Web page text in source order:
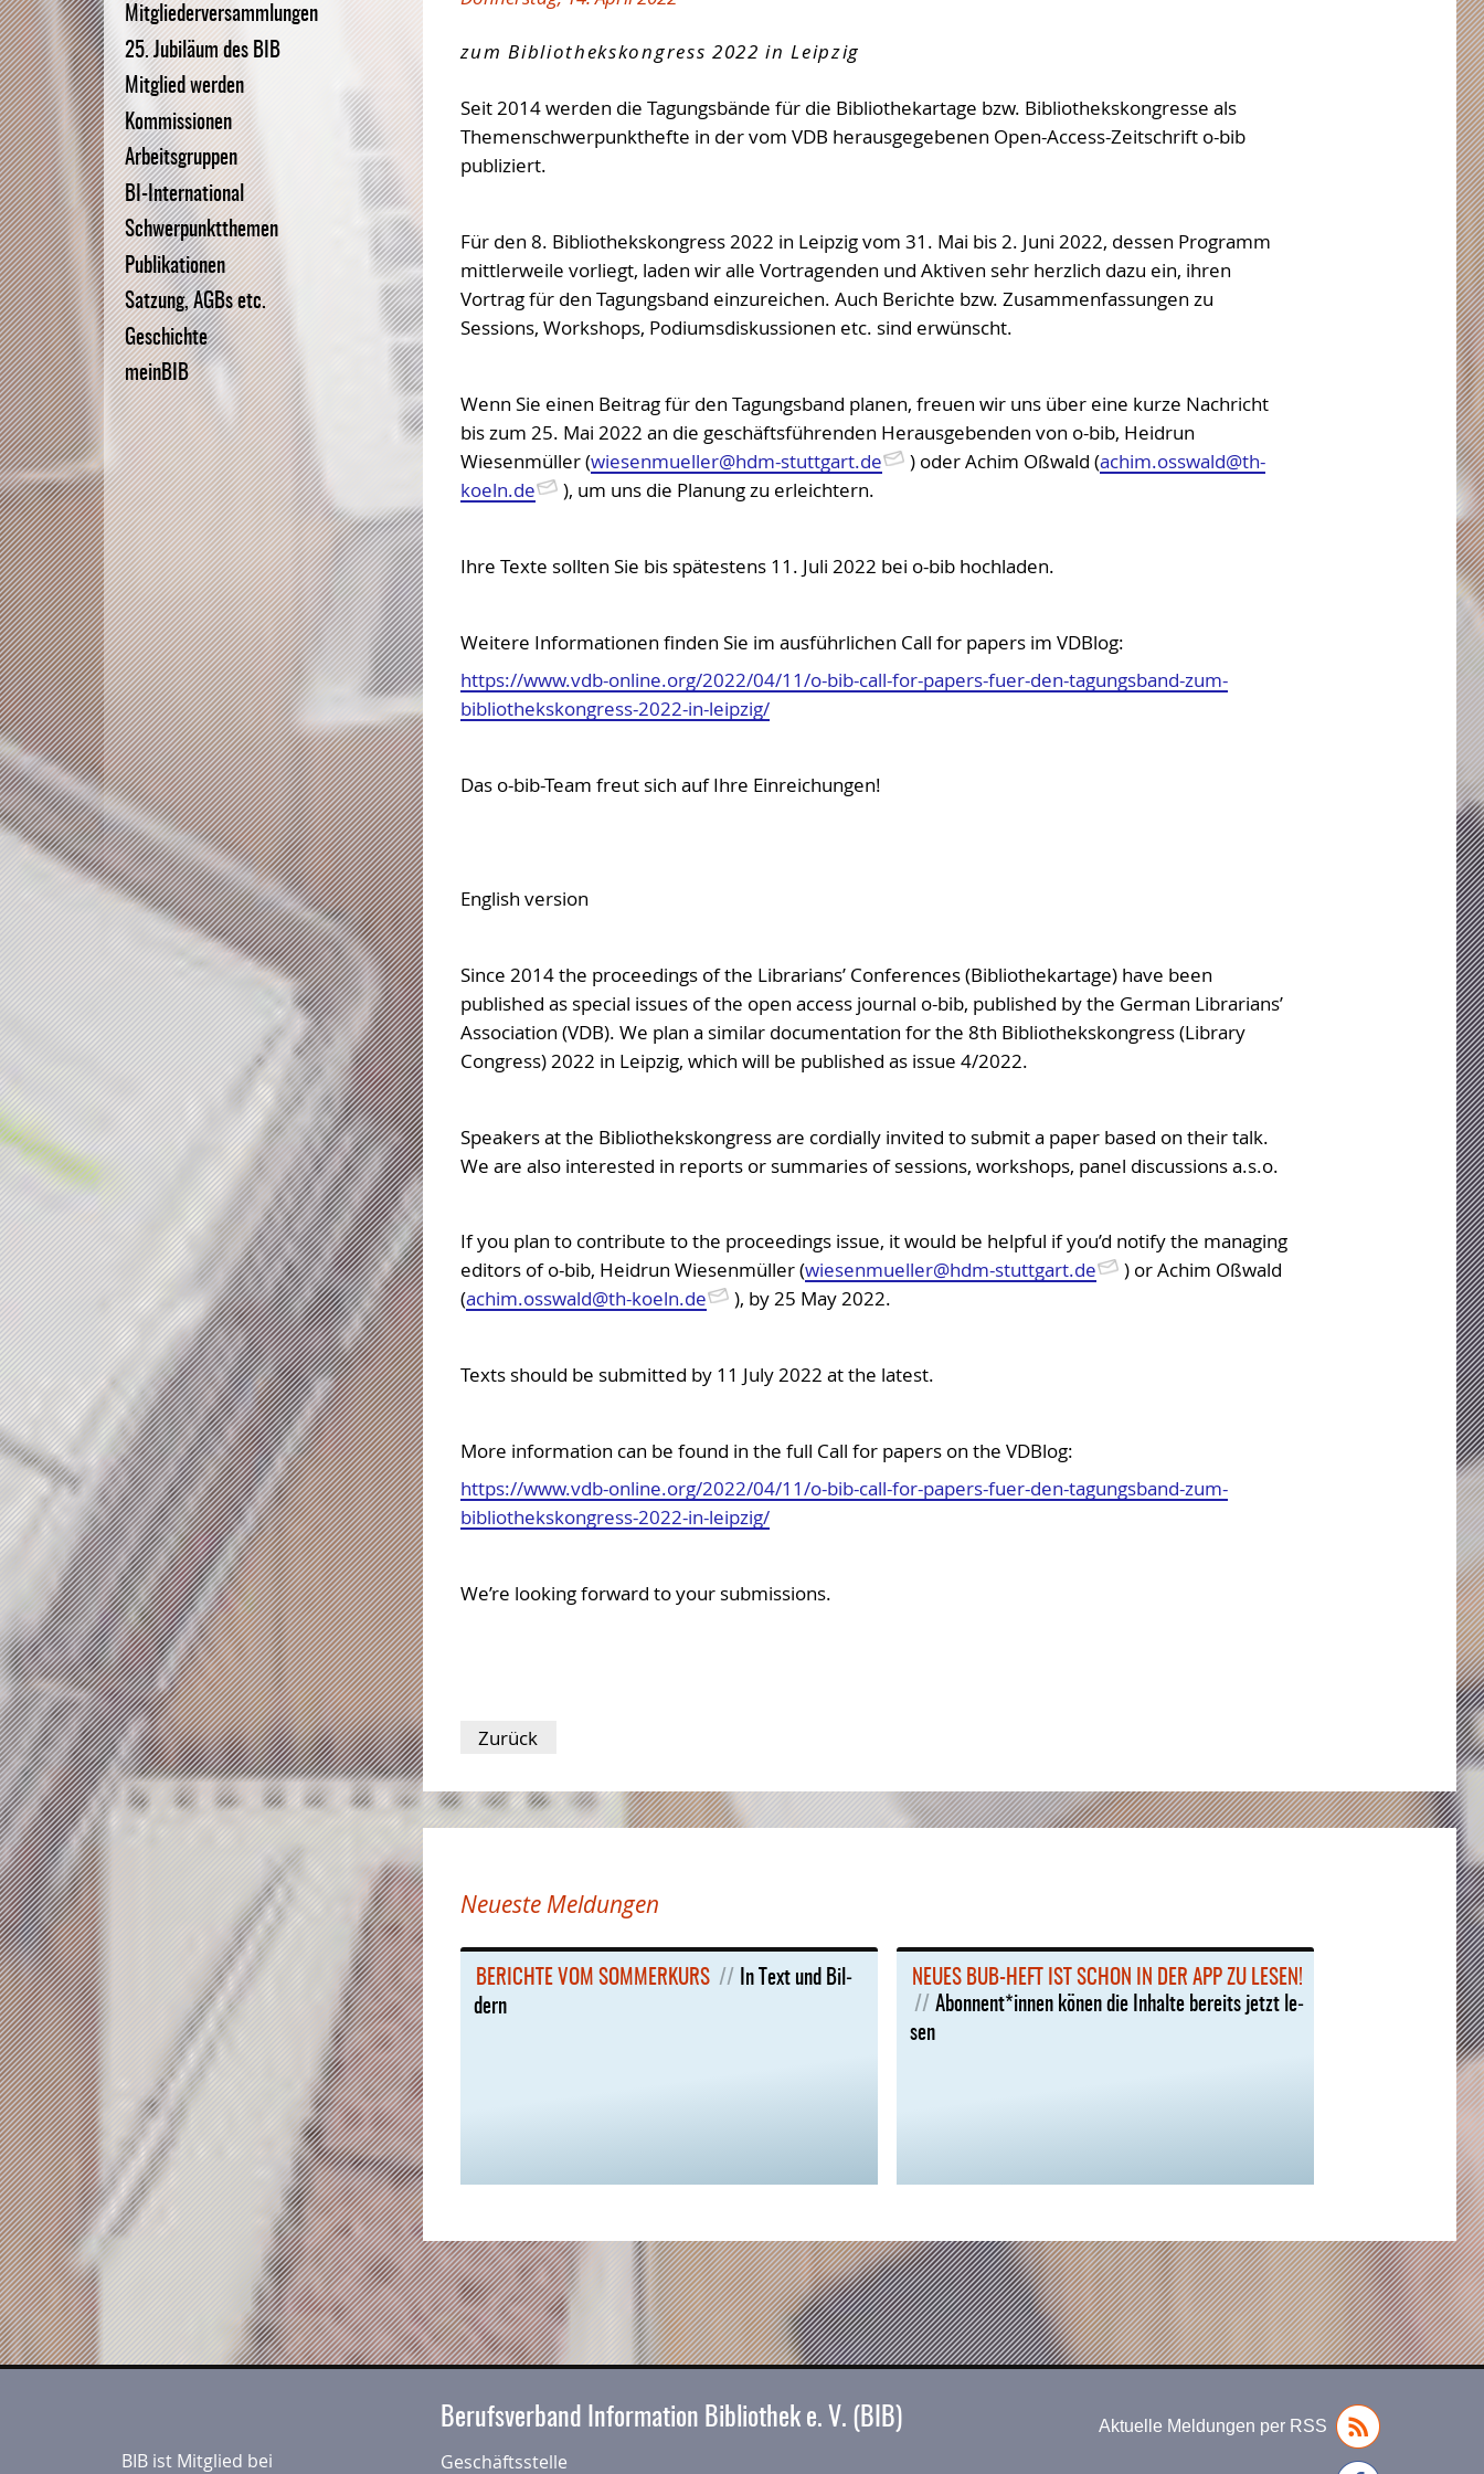
BiblioJobs
BIB-OPUS Volltextserver
Mitgliederversammlungen
25. Jubiläum des BIB
Mitglied werden
Kommissionen
Arbeitsgruppen
BI-International
Schwerpunktthemen
Publikationen
Satzung, AGBs etc.
Geschichte
meinBIB
zum Bibliothekskongress 2022 in Leipzig
Seit 2014 werden die Tagungsbände für die Bibliothekartage bzw. Bibliothekskongresse als
Themenschwerpunkthefte in der vom VDB herausgegebenen Open-Access-Zeitschrift o-bib
publiziert.
Für den 8. Bibliothekskongress 2022 in Leipzig vom 31. Mai bis 2. Juni 2022, dessen Programm
mittlerweile vorliegt, laden wir alle Vortragenden und Aktiven sehr herzlich dazu ein, ihren
Vortrag für den Tagungsband einzureichen. Auch Berichte bzw. Zusammenfassungen zu
Sessions, Workshops, Podiumsdiskussionen etc. sind erwünscht.
Wenn Sie einen Beitrag für den Tagungsband planen, freuen wir uns über eine kurze Nachricht
bis zum 25. Mai 2022 an die geschäftsführenden Herausgebenden von o-bib, Heidrun
Wiesenmüller (wiesenmueller@hdm-stuttgart.de ) oder Achim Oßwald (achim.osswald@th-
koeln.de
), um uns die Planung zu erleichtern.
Ihre Texte sollten Sie bis spätestens 11. Juli 2022 bei o-bib hochladen.
Weitere Informationen finden Sie im ausführlichen Call for papers im VDBlog:
https://www.vdb-online.org/2022/04/11/o-bib-call-for-papers-fuer-den-tagungsband-zum-
bibliothekskongress-2022-in-leipzig/
Das o-bib-Team freut sich auf Ihre Einreichungen!
English version
Since 2014 the proceedings of the Librarians’ Conferences (Bibliothekartage) have been
published as special issues of the open access journal o-bib, published by the German Librarians’
Association (VDB). We plan a similar documentation for the 8th Bibliothekskongress (Library
Congress) 2022 in Leipzig, which will be published as issue 4/2022.
Speakers at the Bibliothekskongress are cordially invited to submit a paper based on their talk.
We are also interested in reports or summaries of sessions, workshops, panel discussions a.s.o.
If you plan to contribute to the proceedings issue, it would be helpful if you’d notify the managing
editors of o-bib, Heidrun Wiesenmüller (wiesenmueller@hdm-stuttgart.de
) or Achim Oßwald
(achim.osswald@th-koeln.de ), by 25 May 2022.
Texts should be submitted by 11 July 2022 at the latest.
More information can be found in the full Call for papers on the VDBlog:
https://www.vdb-online.org/2022/04/11/o-bib-call-for-papers-fuer-den-tagungsband-zum-
bibliothekskongress-2022-in-leipzig/
We’re looking forward to your submissions.
Zurück
Neueste Meldungen
BE­RICH­TE VOM SOM­MER­KURS
In Text und Bil­
dern
NEU­ES BUB-HEFT IST SCHON IN DER APP ZU LE­SEN!
Abon­nent*in­nen kö­nen die In­hal­te be­reits jetzt le­
sen
BIB ist Mitglied bei
Berufsverband Information Bibliothek e. V. (BIB)
Geschäftsstelle
Aktuelle Meldungen per RSS